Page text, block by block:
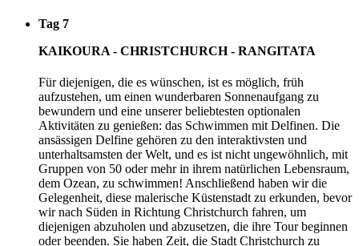
Tag 7
KAIKOURA - CHRISTCHURCH - RANGITATA
Für diejenigen, die es wünschen, ist es möglich, früh
aufzustehen, um einen wunderbaren Sonnenaufgang zu
bewundern und eine unserer beliebtesten optionalen
Aktivitäten zu genießen: das Schwimmen mit Delfinen. Die
ansässigen Delfine gehören zu den interaktivsten und
unterhaltsamsten der Welt, und es ist nicht ungewöhnlich, mit
Gruppen von 50 oder mehr in ihrem natürlichen Lebensraum,
dem Ozean, zu schwimmen! Anschließend haben wir die
Gelegenheit, diese malerische Küstenstadt zu erkunden, bevor
wir nach Süden in Richtung Christchurch fahren, um
diejenigen abzuholen und abzusetzen, die ihre Tour beginnen
oder beenden. Sie haben Zeit, die Stadt Christchurch zu